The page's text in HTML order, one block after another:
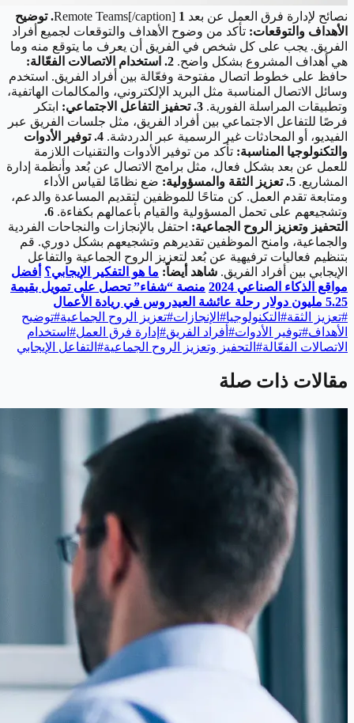
نصائح لإدارة فرق العمل عن بعد Remote Teams[/caption]
1. توضيح
الأهداف والتوقعات: تأكد من وضوح الأهداف والتوقعات لجميع أفراد
الفريق. يجب على كل شخص في الفريق أن يعرف ما يتوقع منه وما
هي أهداف المشروع بشكل واضح. 2. استخدام الاتصالات الفعّالة:
حافظ على خطوط اتصال مفتوحة وفعّالة بين أفراد الفريق. استخدم
وسائل الاتصال المناسبة مثل البريد الإلكتروني، والمكالمات الهاتفية،
وتطبيقات المراسلة الفورية. 3. تحفيز التفاعل الاجتماعي:
ابتكر
فرصًا للتفاعل الاجتماعي بين أفراد الفريق، مثل جلسات الفريق عبر
الفيديو، أو المحادثات غير الرسمية عبر الدردشة.
4. توفير الأدوات
والتكنولوجيا المناسبة: تأكد من توفير الأدوات والتقنيات اللازمة
للعمل عن بعد بشكل فعال، مثل برامج الاتصال عن بُعد وأنظمة إدارة
المشاريع. 5. تعزيز الثقة والمسؤولية:
ضع نظامًا لقياس الأداء
ومتابعة تقدم العمل. كن متاحًا للموظفين لتقديم المساعدة والدعم،
وتشجيعهم على تحمل المسؤولية والقيام بأعمالهم بكفاءة.
6.
التحفيز وتعزيز الروح الجماعية: احتفل بالإنجازات والنجاحات الفردية
والجماعية، وامنح الموظفين تقديرهم وتشجيعهم بشكل دوري. قم
بتنظيم فعاليات ترفيهية عن بُعد لتعزيز الروح الجماعية والتفاعل
الإيجابي بين أفراد الفريق. شاهد أيضاً: ما هو التفكير الإيجابي؟ أفضل
مواقع الذكاء الصناعي 2024
منصة “شفاء” تحصل على تمويل بقيمة
5.25 مليون دولار
رحلة عائشة العيدروس في ريادة الأعمال
#تعزيز الثقة# التكنولوجيا# الإنجازات#تعزيز الروح الجماعية#توضيح
الأهداف#توفير الأدوات# أفراد الفريق# إدارة فرق العمل# استخدام
الاتصالات الفعّالة# التحفيز وتعزيز الروح الجماعية# التفاعل الإيجابي
مقالات ذات صلة